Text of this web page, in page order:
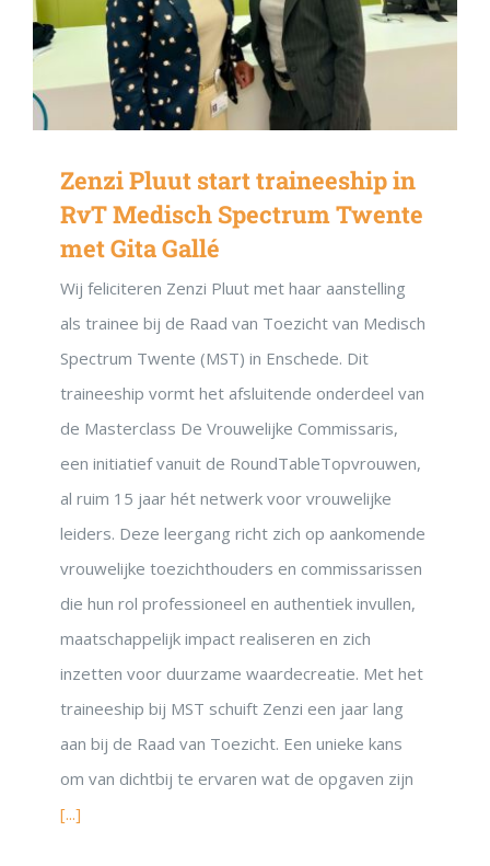
Zenzi Pluut start traineeship in
RvT Medisch Spectrum Twente
met Gita Gallé
Wij feliciteren Zenzi Pluut met haar aanstelling
als trainee bij de Raad van Toezicht van Medisch
Spectrum Twente (MST) in Enschede. Dit
traineeship vormt het afsluitende onderdeel van
de Masterclass De Vrouwelijke Commissaris,
een initiatief vanuit de RoundTableTopvrouwen,
al ruim 15 jaar hét netwerk voor vrouwelijke
leiders. Deze leergang richt zich op aankomende
vrouwelijke toezichthouders en commissarissen
die hun rol professioneel en authentiek invullen,
maatschappelijk impact realiseren en zich
inzetten voor duurzame waardecreatie. Met het
traineeship bij MST schuift Zenzi een jaar lang
aan bij de Raad van Toezicht. Een unieke kans
om van dichtbij te ervaren wat de opgaven zijn
[...]
DON’T MISS OUT!
Inspiratie uit het Netwerk
Blijf op de hoogte
Ontvang vrijblijvend de maandelijks nieuwsbrief. Met een klik
Powered by Convert Plus